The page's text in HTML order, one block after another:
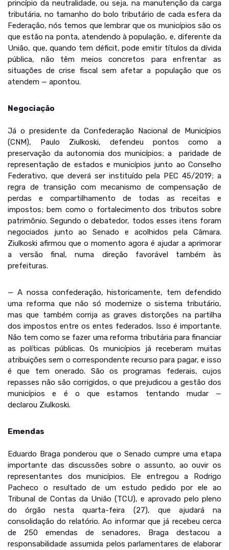
princípio da neutralidade, ou seja, na manutenção da carga
tributária, no tamanho do bolo tributário de cada esfera da
Federação, nós temos que lembrar que os municípios são os
que estão na ponta, atendendo à população, e, diferente da
União, que, quando tem déficit, pode emitir títulos da dívida
pública, não têm meios concretos para enfrentar as
situações de crise fiscal sem afetar a população que os
atendem — apontou.
Negociação
Já o presidente da Confederação Nacional de Municípios
(CNM), Paulo Ziulkoski, defendeu pontos como a
preservação da autonomia dos municípios; a paridade de
representação de estados e municípios junto ao Conselho
Federativo, que deverá ser instituído pela PEC 45/2019; a
regra de transição com mecanismo de compensação de
perdas e compartilhamento de todas as receitas e
impostos; bem como o fortalecimento dos tributos sobre
patrimônio. Segundo o debatedor, todos esses itens foram
negociados junto ao Senado e acolhidos pela Câmara.
Ziulkoski afirmou que o momento agora é ajudar a aprimorar
a versão final, numa direção favorável também às
prefeituras.
— A nossa confederação, historicamente, tem defendido
uma reforma que não só modernize o sistema tributário,
mas que também corrija as graves distorções na partilha
dos impostos entre os entes federados. Isso é importante.
Não tem como se fazer uma reforma tributária para financiar
as políticas públicas. Os municípios já receberam muitas
atribuições sem o correspondente recurso para pagar, e isso
é que tem onerado. São os programas federais, cujos
repasses não são corrigidos, o que prejudicou a gestão dos
municípios e é o que estamos tentando mudar —
declarou Ziulkoski.
Emendas
Eduardo Braga ponderou que o Senado cumpre uma etapa
importante das discussões sobre o assunto, ao ouvir os
representantes dos municípios. Ele entregou a Rodrigo
Pacheco o resultado de um estudo pedido por ele ao
Tribunal de Contas da União (TCU), e aprovado pelo pleno
do órgão nesta quarta-feira (27), que ajudará na
consolidação do relatório. Ao informar que já recebeu cerca
de 250 emendas de senadores, Braga destacou a
responsabilidade assumida pelos parlamentares de elaborar